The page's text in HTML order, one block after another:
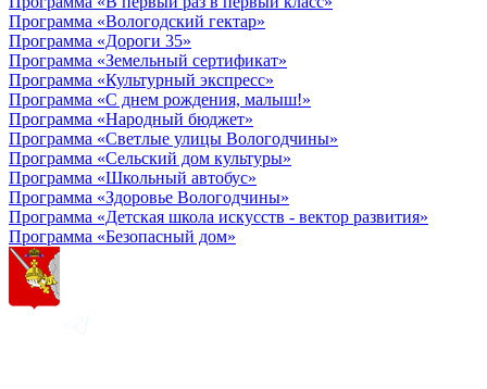
Программа «Вологодский гектар»
Программа «Дороги 35»
Программа «Земельный сертификат»
Программа «Культурный экспресс»
Программа «С днем рождения, малыш!»
Программа «Народный бюджет»
Программа «Светлые улицы Вологодчины»
Программа «Сельский дом культуры»
Программа «Школьный автобус»
Программа «Здоровье Вологодчины»
Программа «Детская школа искусств - вектор развития»
Программа «Безопасный дом»